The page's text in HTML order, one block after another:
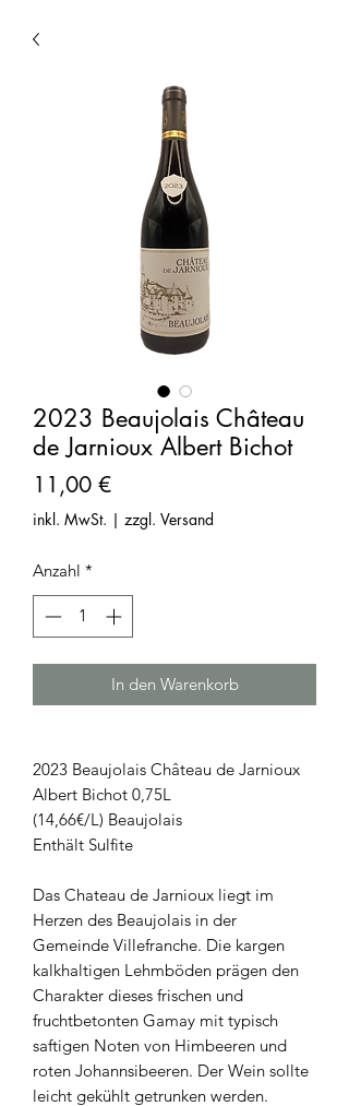
2023 Beaujolais Château
de Jarnioux Albert Bichot
11,00 €Preis
inkl. MwSt. | zzgl. Versand
Anzahl *
In den Warenkorb
2023 Beaujolais Château de Jarnioux
Albert Bichot 0,75L
(14,66€/L) Beaujolais
Enthält Sulfite
Das Chateau de Jarnioux liegt im
Herzen des Beaujolais in der
Gemeinde Villefranche. Die kargen
kalkhaltigen Lehmböden prägen den
Charakter dieses frischen und
fruchtbetonten Gamay mit typisch
saftigen Noten von Himbeeren und
roten Johannsibeeren. Der Wein sollte
leicht gekühlt getrunken werden.